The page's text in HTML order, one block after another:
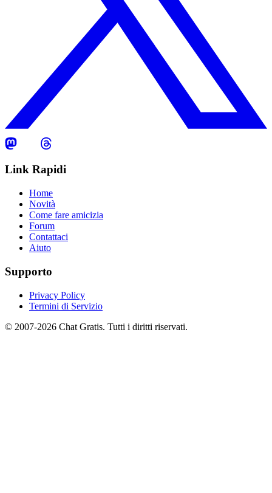
Link Rapidi
Home
Novità
Come fare amicizia
Forum
Contattaci
Aiuto
Supporto
Privacy Policy
Termini di Servizio
© 2007-2026 Chat Gratis. Tutti i diritti riservati.